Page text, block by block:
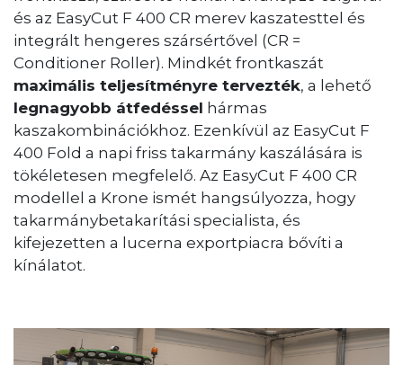
és az EasyCut F 400 CR merev kaszatesttel és
integrált hengeres szársértővel (CR =
Conditioner Roller). Mindkét frontkaszát
maximális teljesítményre tervezték, a lehető
legnagyobb átfedéssel hármas
kaszakombinációkhoz. Ezenkívül az EasyCut F
400 Fold a napi friss takarmány kaszálására is
tökéletesen megfelelő. Az EasyCut F 400 CR
modellel a Krone ismét hangsúlyozza, hogy
takarmánybetakarítási specialista, és
kifejezetten a lucerna exportpiacra bővíti a
kínálatot.